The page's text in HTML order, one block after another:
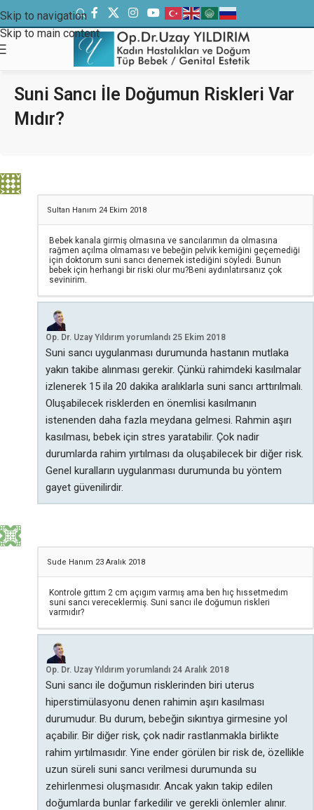
Skip to navigation
Skip to main content
Suni Sancı İle Doğumun Riskleri Var
Mıdır?
Sultan Hanım 24 Ekim 2018
Bebek kanala girmiş olmasına ve sancılarımın da olmasına
rağmen açılma olmaması ve bebeğin pelvik kemiğini geçemediği
için doktorum suni sancı denemek istediğini söyledi. Bunun
bebek için herhangi bir riski olur mu?Beni aydınlatırsanız çok
sevinirim.
Op. Dr. Uzay Yıldırım yorumlandı 25 Ekim 2018
Suni sancı uygulanması durumunda hastanın mutlaka
yakın takibe alınması gerekir. Çünkü rahimdeki kasılmalar
izlenerek 15 ila 20 dakika aralıklarla suni sancı arttırılmalı.
Oluşabilecek risklerden en önemlisi kasılmanın
istenenden daha fazla meydana gelmesi. Rahmin aşırı
kasılması, bebek için stres yaratabilir. Çok nadir
durumlarda rahim yırtılması da oluşabilecek bir diğer risk.
Genel kuralların uygulanması durumunda bu yöntem
gayet güvenilirdir.
Sude Hanım 23 Aralık 2018
Kontrole gıttım 2 cm açıgım varmış ama ben hıç hıssetmedım
suni sancı vereceklermiş. Suni sancı ile doğumun riskleri
varmıdır?
Op. Dr. Uzay Yıldırım yorumlandı 24 Aralık 2018
Suni sancı ile doğumun risklerinden biri uterus
hiperstimülasyonu denen rahimin aşırı kasılması
durumudur. Bu durum, bebeğin sıkıntıya girmesine yol
açabilir. Bir diğer risk, çok nadir rastlanmakla birlikte
rahim yırtılmasıdır. Yine ender görülen bir risk de, özellikle
uzun süreli suni sancı verilmesi durumunda su
zehirlenmesi oluşmasıdır. Ancak yakın takip edilen
doğumlarda bunlar farkedilir ve gerekli önlemler alınır.